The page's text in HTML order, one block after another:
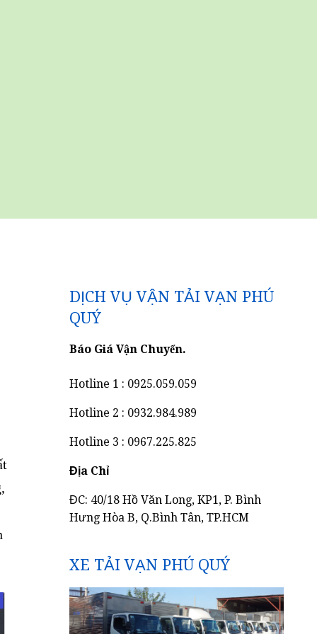
DỊCH VỤ VẬN TẢI VẠN PHÚ
QUÝ
Báo Giá Vận Chuyển.
Hotline 1 : 0925.059.059
Hotline 2 : 0932.984.989
Hotline 3 : 0967.225.825
Địa Chỉ
ĐC: 40/18 Hồ Văn Long, KP1, P. Bình
Hưng Hòa B, Q.Bình Tân, TP.HCM
XE TẢI VẠN PHÚ QUÝ